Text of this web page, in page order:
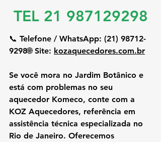
TEL 21 987129298
📞 Telefone / WhatsApp: (21) 98712-
9298🌐 Site: kozaquecedores.com.br
Se você mora no Jardim Botânico e
está com problemas no seu
aquecedor Komeco, conte com a
KOZ Aquecedores, referência em
assistência técnica especializada no
Rio de Janeiro. Oferecemos